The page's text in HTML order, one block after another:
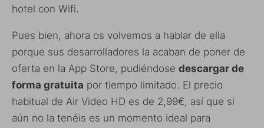
hotel con Wifi.
Pues bien, ahora os volvemos a hablar de ella
porque sus desarrolladores la acaban de poner de
oferta en la App Store, pudiéndose descargar de
forma gratuita por tiempo limitado. El precio
habitual de Air Video HD es de 2,99€, así que si
aún no la tenéis es un momento ideal para